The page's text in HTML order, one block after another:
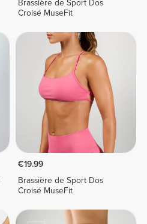
Brassière de Sport Dos
Croisé MuseFit
€19.99
Brassière de Sport Dos
Croisé MuseFit